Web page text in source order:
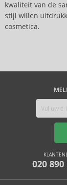
kwaliteit van de
stijl willen
cosmetica.
020 890